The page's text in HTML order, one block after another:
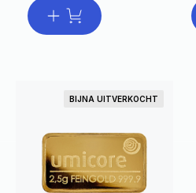
BIJNA UITVERKOCHT